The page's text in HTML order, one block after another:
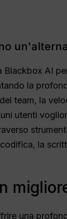
Blackbox AI
la
team, la
utenti
la
una